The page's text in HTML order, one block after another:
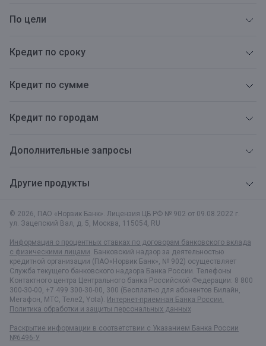
© 2026, ПАО «Норвик Банк». Лицензия ЦБ РФ № 902 от 09.08.2022 г.
ул. Зацепский Вал, д. 5, Москва, 115054, RU
Информация о процентных ставках по договорам банковского вклада
с физическими лицами. Банковский надзор за деятельностью
кредитной организации (ПАО«Норвик Банк», № 902) осуществляет
Служба текущего банковского надзора Банка России. Телефоны
Контактного центра Центрального банка Российской Федерации: 8 800
300-30-00, +7 499 300-30-00, 300 (Бесплатно для абонентов Билайн,
Мегафон, МТС, Теле2, Yota). Интернет-приемная Банка России.
Политика обработки и защиты персональных данных
Раскрытие информации в соответствии c Указанием Банка России
№6496-У
По цели
Кредит по сроку
Кредит по сумме
Кредит по городам
Дополнительные запросы
Другие продукты